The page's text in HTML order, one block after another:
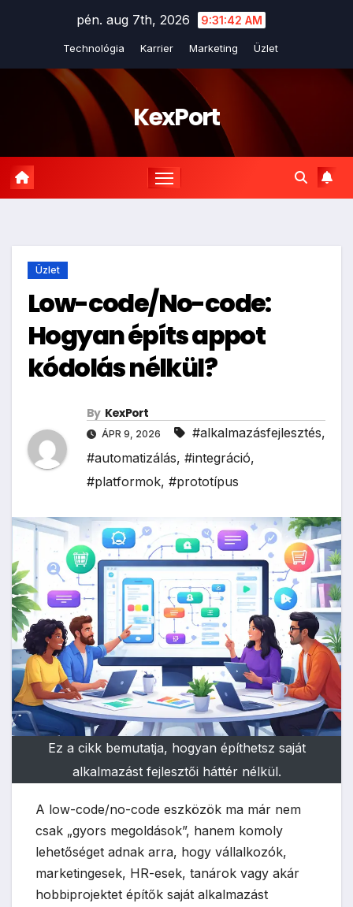
pén. aug 7th, 2026 9:31:44 AM
Technológia Karrier Marketing Üzlet
KexPort
Üzlet
Low-code/No-code:
Hogyan építs appot
kódolás nélkül?
By KexPort
ÁPR 9, 2026 #alkalmazásfejlesztés,
#automatizálás, #integráció,
#platformok, #prototípus
Ez a cikk bemutatja, hogyan építhetsz saját
alkalmazást fejlesztői háttér nélkül.
A low-code/no-code eszközök ma már nem
csak „gyors megoldások”, hanem komoly
lehetőséget adnak arra, hogy vállalkozók,
marketingesek, HR-esek, tanárok vagy akár
hobbiprojektet építők saját alkalmazást